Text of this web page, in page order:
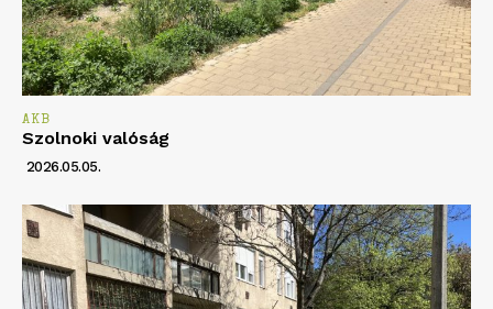
AKB
Szolnoki valóság
2026.05.05.